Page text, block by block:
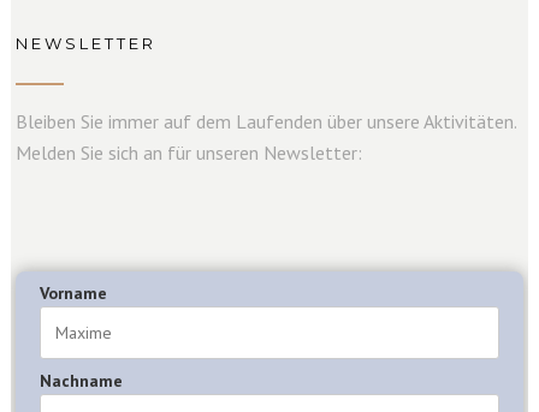
NEWSLETTER
Bleiben Sie immer auf dem Laufenden über unsere Aktivitäten.
Melden Sie sich an für unseren Newsletter:
Vorname
Nachname